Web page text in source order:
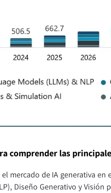
comprender las
mercado de IA generativa
Diseño Generativo y